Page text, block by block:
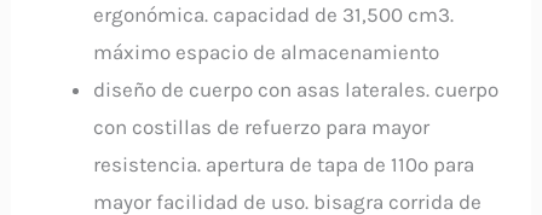
ergonómica. capacidad de 31,500 cm3.
máximo espacio de almacenamiento
diseño de cuerpo con asas laterales. cuerpo
con costillas de refuerzo para mayor
resistencia. apertura de tapa de 110º para
mayor facilidad de uso. bisagra corrida de